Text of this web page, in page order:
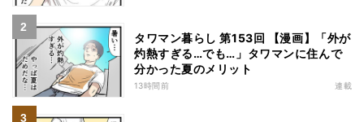
タワマン暮らし 第153回 【漫画】「外が
灼熱すぎる…でも…」タワマンに住んで
分かった夏のメリット
13時間前 連載